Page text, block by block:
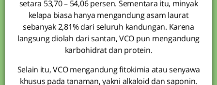
setara 53,70 – 54,06 persen. Sementara itu, minyak
kelapa biasa hanya mengandung asam laurat
sebanyak 2,81% dari seluruh kandungan. Karena
langsung diolah dari santan, VCO pun mengandung
karbohidrat dan protein.
Selain itu, VCO mengandung fitokimia atau senyawa
khusus pada tanaman, yakni alkaloid dan saponin.